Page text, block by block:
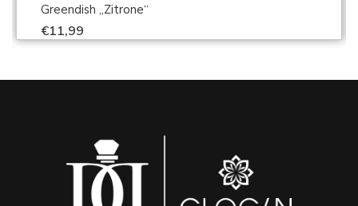
Greendish „Zitrone“
€11,99